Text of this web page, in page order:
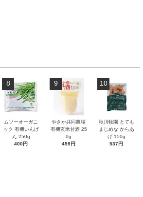
8
ムソーオーガニ
ック 有機いんげ
ん 250g
400円
9
やさか共同農場
有機玄米甘酒 25
0g
459円
10
秋川牧園 とても
まじめな からあ
げ 150g
537円